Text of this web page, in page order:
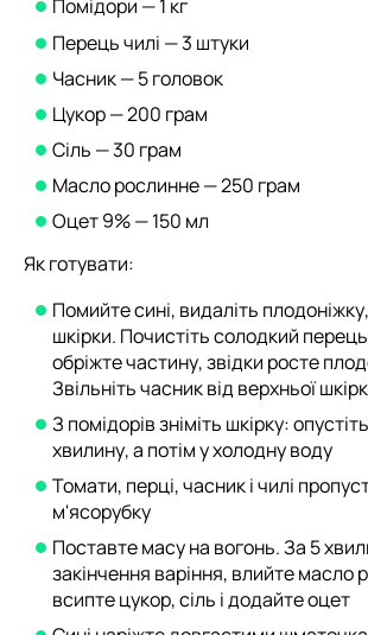
Помідори — 1 кг
Перець чилі — 3 штуки
Часник — 5 головок
Цукор — 200 грам
Сіль — 30 грам
Масло рослинне — 250 грам
Оцет 9% — 150 мл
Як готувати:
Помийте сині, видаліть
шкірки. Почистіть солодкий
обріжте частину, звідки росте
Звільніть часник від верхньої
З помідорів зніміть шкірку:
хвилину, а потім у холодну воду
Томати, перці, часник і чилі
м'ясорубку
Поставте масу на вогонь. За 5
закінчення варіння, влийте масло
всипте цукор, сіль і додайте оцет